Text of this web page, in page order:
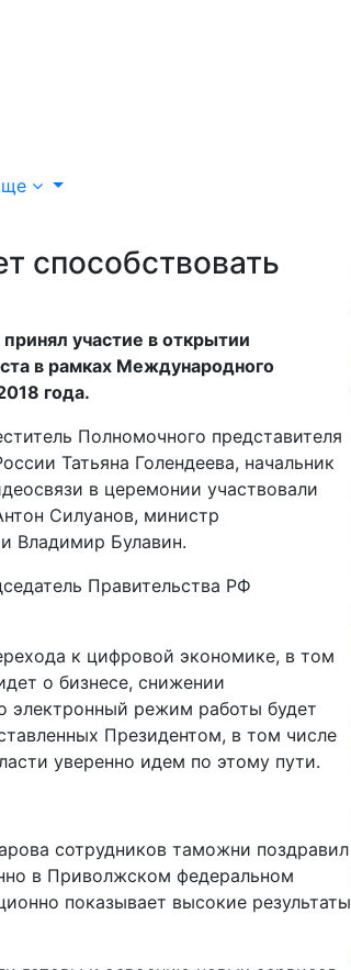
способствовать
участие в открытии
в рамках Международного
года.
Полномочного представителя
Татьяна Голендеева, начальник
в церемонии участвовали
Силуанов, министр
Владимир Булавин.
Правительства РФ
к цифровой экономике, в том
о бизнесе, снижении
электронный режим работы будет
Президентом, в том числе
уверенно идем по этому пути.
сотрудников таможни поздравил
в Приволжском федеральном
показывает высокие результаты